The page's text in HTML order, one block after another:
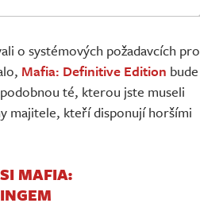
o systémových požadavcích pro
Mafia: Definitive Edition bude
té, kterou jste museli
majitele, kteří disponují horšími
MAFIA: